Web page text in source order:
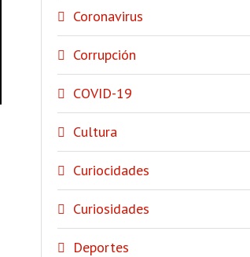
Coronavirus
Corrupción
COVID-19
Cultura
Curiocidades
Curiosidades
Deportes